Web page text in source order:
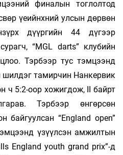
финалын тоглолтод
үеийнхний улсын дөрвөн
дүүргийн 44 дүгээр
“MGL darts” клубийн
Тэрбээр тус тэмцээнд
шилдэг тамирчин Нанкервик
ч 5:2-оор хожигдож, II байрт
Тэрбээр өнгөрсөн
байгуулсан “England open”
үзүүлсэн амжилтын
England youth grand prix”-д